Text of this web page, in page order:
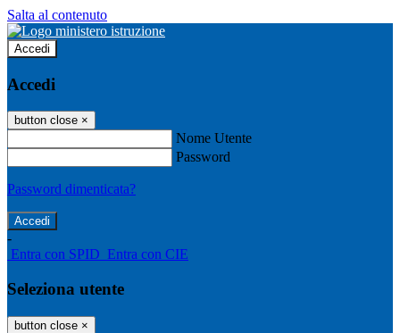
Salta al contenuto
Accedi
Accedi
button close ×
Nome Utente
Password
Password dimenticata?
-
Entra con SPID Entra con CIE
Seleziona utente
button close ×